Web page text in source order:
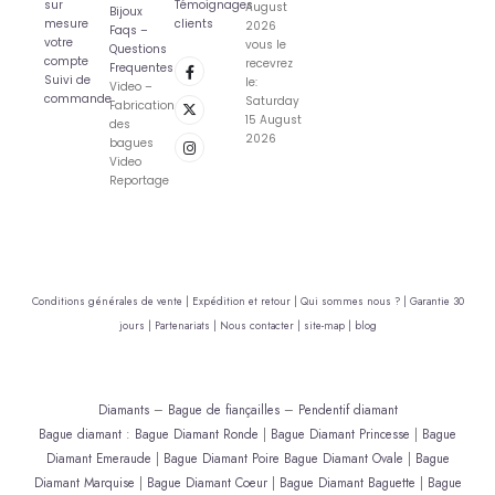
sur
mesure
votre
compte
Suivi de
commande
Bijoux
Faqs –
Questions
Frequentes
Video –
Fabrication
des
bagues
Video
Reportage
Témoignages
clients
August
2026
vous le
recevrez
le:
Saturday
15 August
2026
Conditions générales de vente | Expédition et retour | Qui sommes nous ? | Garantie 30
jours | Partenariats | Nous contacter | site-map | blog
Diamants– Bague de fiançailles– Pendentif diamant
Bague diamant : Bague Diamant Ronde | Bague Diamant Princesse | Bague
Diamant Emeraude | Bague Diamant Poire Bague Diamant Ovale | Bague
Diamant Marquise | Bague Diamant Coeur| Bague Diamant Baguette | Bague